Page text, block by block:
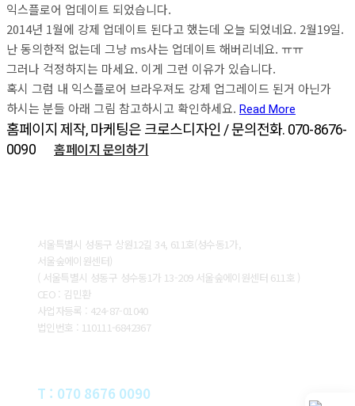
익스플로어 업데이트 되었습니다.
2014년 1월에 강제 업데이트 된다고 했는데 오늘 되었네요. 2월19일.
난 동의한적 없는데 그냥 ms사는 업데이트 해버리네요. ㅠㅠ
그러나 걱정하지는 마세요. 이게 그런 이유가 있습니다.
혹시 그럼 내 익스플로어 브라우져도 강제 업그레이드 된거 아닌가
하시는 분들 아래 그림 참고하시고 확인하세요. Read More
홈페이지 제작, 마케팅은 크로스디자인 / 문의전화. 070-8676-
0090
홈페이지 문의하기
서울특별시 성동구 상원12길 34, 611호(성수동1가,
서울숲에이원센터)
( 서울특별시 성동구 성수동1가 13-209 서울숲에이원센터 611호 )
CEO : 김민환
사업자등록 : 424-87-01040
법인번호 : 110111-6842367
T : 070 8676 0090